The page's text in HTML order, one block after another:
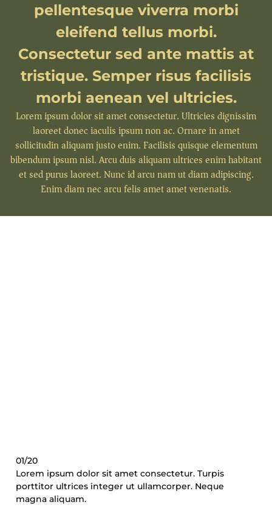
pellentesque viverra morbi
eleifend tellus morbi.
Consectetur sed ante mattis at
tristique. Semper risus facilisis
morbi aenean vel ultricies.
Lorem ipsum dolor sit amet consectetur. Ultricies dignissim
laoreet donec iaculis ipsum non ac. Ornare in amet
sollicitudin aliquam justo enim. Facilisis quisque elementum
bibendum ipsum nisl. Arcu duis aliquam ultrices enim habitant
et sed purus laoreet. Nunc id arcu nam ut diam adipiscing.
Enim diam nec arcu felis amet amet venenatis.
01/20
Lorem ipsum dolor sit amet consectetur. Turpis
porttitor ultrices integer ut ullamcorper. Neque
magna aliquam.